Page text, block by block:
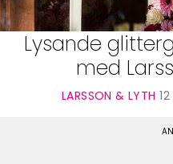
Handarbete
Kategorier
Lysande
med
LARSSON & LYTH